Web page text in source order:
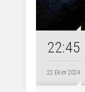
22:45
22 Ekim 2024